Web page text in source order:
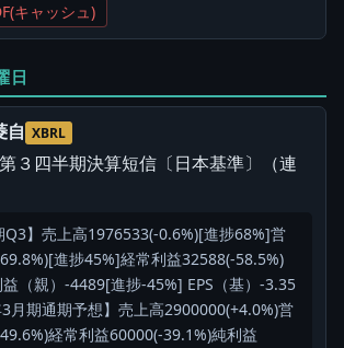
キャッシュ)
日
自 XBRL
３四半期決算短信〔日本基準〕（連
Q3】売上高1976533(-0.6%)[進捗68%]営
進捗45%]経常利益32588(-58.5%)
（親）-4489[進捗-45%] EPS（基）-3.35
月期通期予想】売上高2900000(+4.0%)営
経常利益60000(-39.1%)純利益